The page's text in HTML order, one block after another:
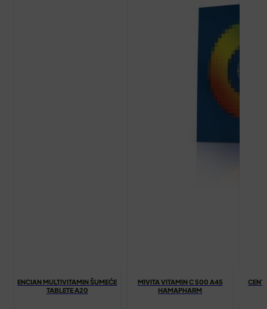
ENCIAN MULTIVITAMIN ŠUMEĆE
TABLETE A20
MIVITA VITAMIN C 500 A45
HAMAPHARM